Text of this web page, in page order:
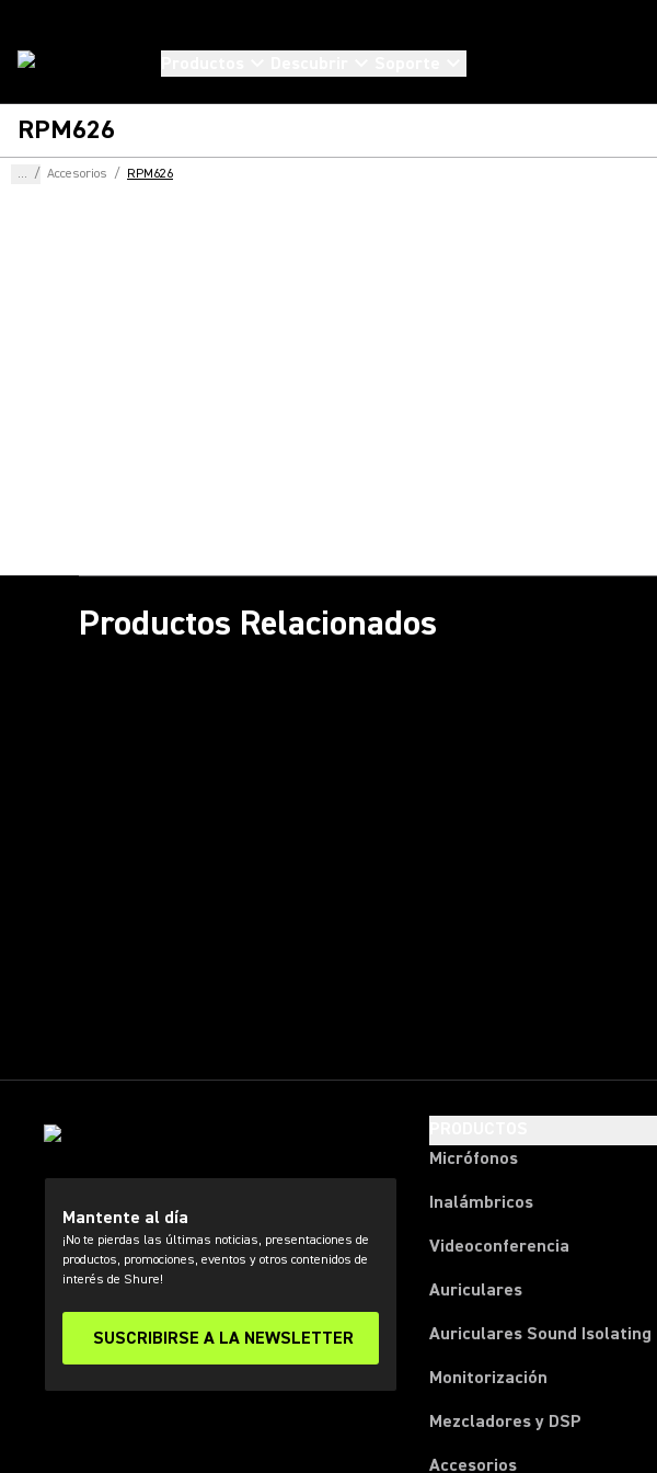
RPM626
... / Accesorios / RPM626
Productos Relacionados
Mantente al día
¡No te pierdas las últimas noticias, presentaciones de
productos, promociones, eventos y otros contenidos de
interés de Shure!
SUSCRIBIRSE A LA NEWSLETTER
Micrófonos
Inalámbricos
Videoconferencia
Auriculares
Auriculares Sound Isolating
Monitorización
Mezcladores y DSP
Accesorios